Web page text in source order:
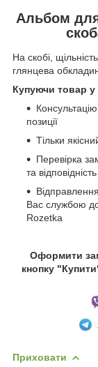
Альбом
На скобі,
глянцева
Купуючи товар у
позиції
Тільки
Перевірка
та відповідність
Вас службою
Rozetka
Оформити
кнопку
Приховати